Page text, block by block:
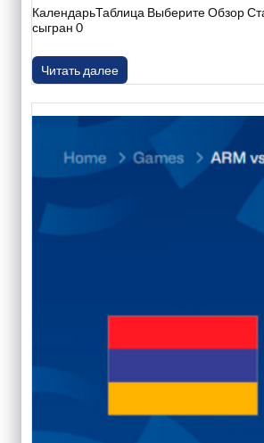
КалендарьТаблица Выберите Обзор
сыгран 0
Читать далее